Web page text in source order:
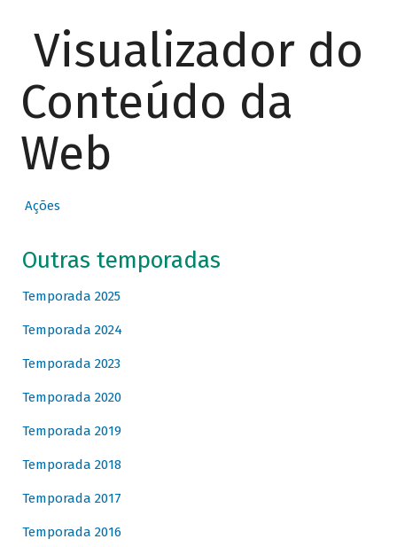
Visualizador do
Conteúdo da
Web
Ações
Outras temporadas
Temporada 2025
Temporada 2024
Temporada 2023
Temporada 2020
Temporada 2019
Temporada 2018
Temporada 2017
Temporada 2016